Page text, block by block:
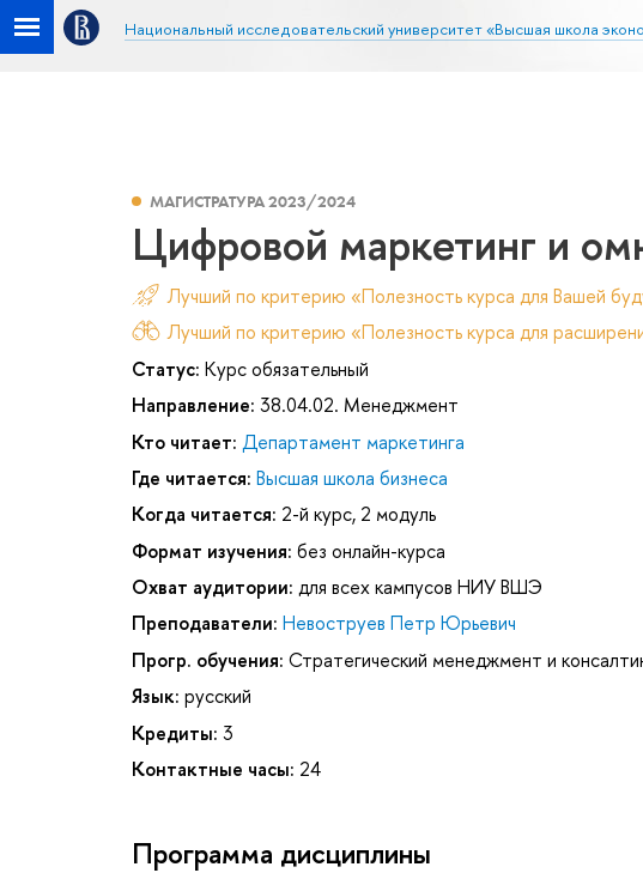
Национальный исследовательский университет «Высшая школа
МАГИСТРАТУРА 2023/2024
Цифровой маркетинг и
Лучший по критерию «Полезность курса для Вашей
Лучший по критерию «Полезность курса для
Статус: Курс обязательный
Направление: 38.04.02. Менеджмент
Кто читает: Департамент маркетинга
Где читается: Высшая школа бизнеса
Когда читается: 2-й курс, 2 модуль
Формат изучения: без онлайн-курса
Охват аудитории: для всех кампусов НИУ ВШЭ
Преподаватели: Невоструев Петр Юрьевич
Прогр. обучения: Стратегический менеджмент и
Язык: русский
Кредиты: 3
Контактные часы: 24
Программа дисциплины